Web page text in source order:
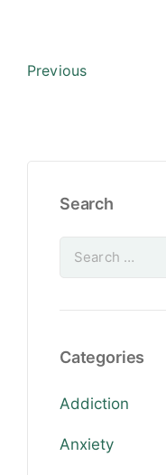
Previous
Search
Categories
Addiction
Anxiety